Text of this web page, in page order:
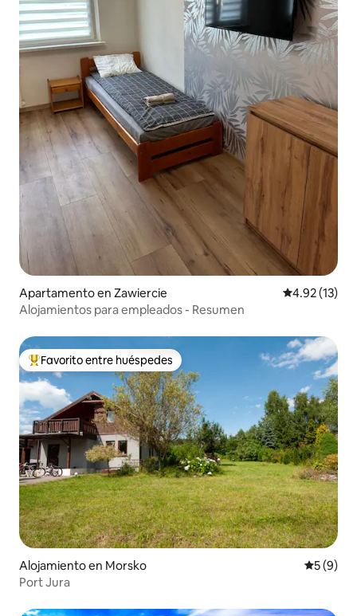
Apartamento en Zawiercie Calificación
4.92 (13)
Alojamientos para empleados - Resumen
Favorito entre huéspedes preferido
Favorito entre huéspedes
Alojamiento en Morsko
5 (9)
Port Jura